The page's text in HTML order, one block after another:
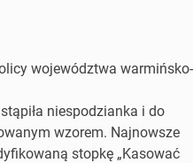
województwa warmińsko-
niespodzianka i do
wzorem. Najnowsze
stopkę „Kasować